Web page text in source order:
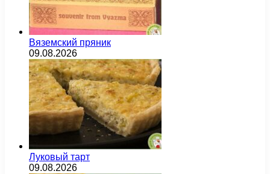
Вяземский пряник
09.08.2026
Луковый тарт
09.08.2026